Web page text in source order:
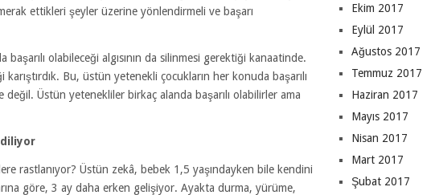
ettikleri şeyler üzerine yönlendirmeli ve başarı
olabileceği algısının da silinmesi gerektiği kanaatinde.
Bu, üstün yetenekli çocukların her konuda başarılı
değil. Üstün yetenekliler birkaç alanda başarılı olabilirler ama
rastlanıyor? Üstün zekâ, bebek 1,5 yaşındayken bile kendini
göre, 3 ay daha erken gelişiyor. Ayakta durma, yürüme,
Ekim 2017
Eylül 2017
Ağustos 2017
Temmuz 2017
Haziran 2017
Mayıs 2017
Nisan 2017
Mart 2017
Şubat 2017